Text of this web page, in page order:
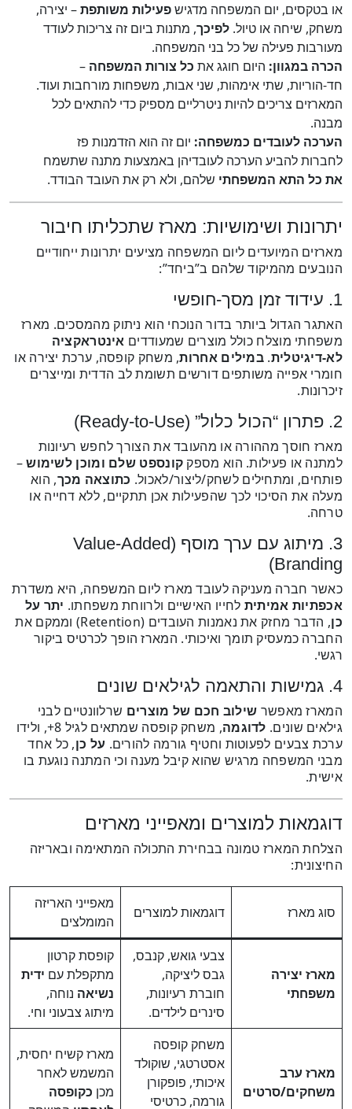
או בטקסים, יום המשפחה מדגישפעילות משותפת– יצירה,
משחק, שיחה או טיול. לפיכך, מתנות ביום זה צריכות לעודד
מעורבות פעילה של כל בני המשפחה.
הכרה במגוון:היום חוגג את כל צורות המשפחה–
חד-הוריות, שתי אימהות, שני אבות, משפחות מורחבות ועוד.
המארזים צריכים להיות ניטרליים מספיק כדי להתאים לכל
מבנה.
הערכה לעובדים כמשפחה:יום זה הוא הזדמנות פז
לחברות להביע הערכה לעובדיהן באמצעות מתנה שתשמח
את כל התא המשפחתישלהם, ולא רק את העובד הבודד.
יתרונות ושימושיות: מארז שתכליתו חיבור
מארזים המיועדים ליום המשפחה מציעים יתרונות ייחודיים
הנובעים מהמיקוד שלהם ב”ביחד”:
1. עידוד זמן מסך-חופשי
האתגר הגדול ביותר בדור הנוכחי הוא ניתוק מהמסכים. מארז
משפחתי מוצלח כולל מוצרים שמעודדים אינטראקציה
לא-דיגיטלית. במילים אחרות, משחק קופסה, ערכת יצירה או
חומרי אפייה משותפים דורשים תשומת לב הדדית ומייצרים
זיכרונות.
2. פתרון “הכול כלול” (Ready-to-Use)
מארז חוסך מההורה או מהעובד את הצורך לחפש רעיונות
למתנה או פעילות. הוא מספק קונספט שלם ומוכן לשימוש–
פותחים, ומתחילים לשחק/ליצור/לאכול. כתוצאה מכך, הוא
מעלה את הסיכוי לכך שהפעילות אכן תתקיים, ללא דחייה או
טרחה.
3. מיתוג עם ערך מוסף (Value-Added
Branding)
כאשר חברה מעניקה לעובד מארז ליום המשפחה, היא משדרת
אכפתיות אמיתיתלחייו האישיים ולרווחת משפחתו. יתר על
כן
, הדבר מחזק את נאמנות העובדים (Retention) וממקם את
החברה כמעסיק תומך ואיכותי. המארז הופך לכרטיס ביקור
רגשי.
4. גמישות והתאמה לגילאים שונים
המארז מאפשר שילוב חכם של מוצריםשרלוונטיים לבני
גילאים שונים. לדוגמה
, משחק קופסה שמתאים לגיל 8+, ולידו
ערכת צבעים לפעוטות וחטיף גורמה להורים. על כן, כל אחד
מבני המשפחה מרגיש שהוא קיבל מענה וכי המתנה נוגעת בו
אישית.
דוגמאות למוצרים ומאפייני מארזים
הצלחת המארז טמונה בבחירת התכולה המתאימה ובאריזה
החיצונית:
סוג מארז דוגמאות למוצרים
מאפייני האריזה
המומלצים
מארז יצירה
משפחתי
צבעי גואש, קנבס,
גבס ליציקה,
חוברת רעיונות,
סינרים לילדים.
קופסת קרטון
מתקפלת עם ידית
נשיאהנוחה,
מיתוג צבעוני וחי.
מארז ערב
משחקים/סרטים
משחק קופסה
אסטרטגי, שוקולד
איכותי, פופקורן
גורמה, כרטיסי
מארז קשיח יחסית,
המשמש לאחר
מכן כקופסה